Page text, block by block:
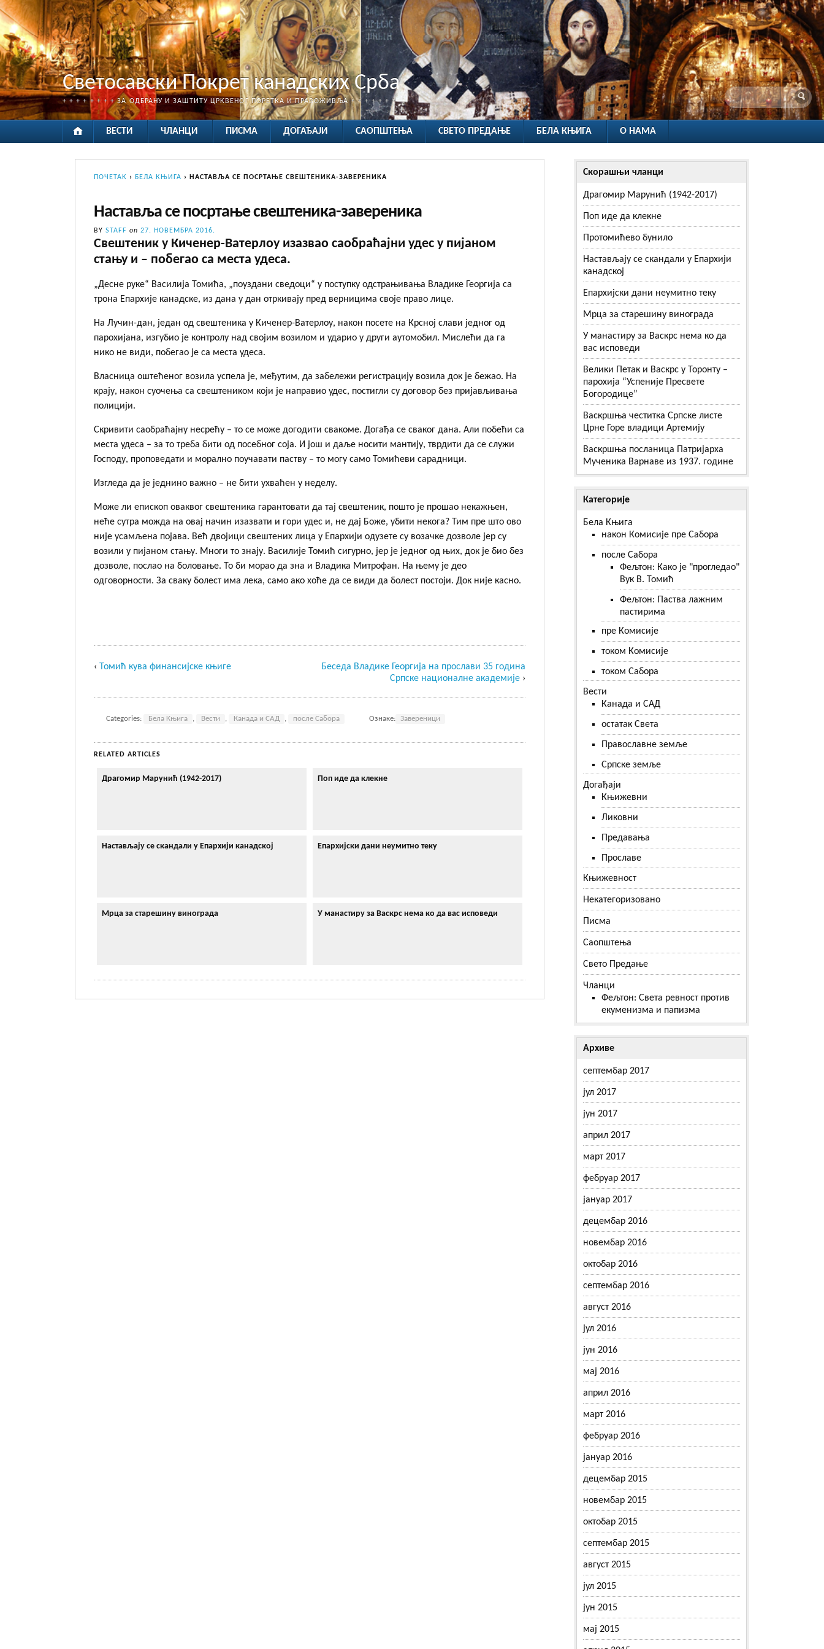
Светосавски Покрет канадских Срба
+ + + + + + + + ЗА ОДБРАНУ И ЗАШТИТУ ЦРКВЕНОГ ПОРЕТКА И ПРАВОЖИВЉА + + + + + + +
ВЕСТИ ЧЛАНЦИ ПИСМА ДОГАЂАЈИ САОПШТЕЊА СВЕТО ПРЕДАЊЕ БЕЛА КЊИГА О НАМА
ПОЧЕТАК › БЕЛА КЊИГА › НАСТАВЉА СЕ ПОСРТАЊЕ СВЕШТЕНИКА-ЗАВЕРЕНИКА
Наставља се посртање свештеника-завереника
BY STAFF on 27. НОВЕМБРА 2016.
Свештеник у Киченер-Ватерлоу изазвао саобраћајни удес у пијаном
стању и – побегао са места удеса.
„Десне руке“ Василија Томића, „поуздани сведоци“ у поступку одстрањивања Владике Георгија са
трона Епархије канадске, из дана у дан отркивају пред верницима своје право лице.
На Лучин-дан, један од свештеника у Киченер-Ватерлоу, након посете на Крсној слави једног од
парохијана, изгубио је контролу над својим возилом и ударио у други аутомобил. Мислећи да га
нико не види, побегао је са места удеса.
Власница оштећеног возила успела је, међутим, да забележи регистрацију возила док је бежао. На
крају, након суочења са свештеником који је направио удес, постигли су договор без пријављивања
полицији.
Скривити саoбраћајну несрећу – то се може догодити свакоме. Догађа се сваког дана. Али побећи са
места удеса – за то треба бити од посебног соја. И још и даље носити мантију, тврдити да се служи
Господу, проповедати и морално поучавати паству – то могу само Томићеви сарадници.
Изгледа да је једнино важно – не бити ухваћен у неделу.
Може ли епископ оваквог свештеника гарантовати да тај свештеник, пошто је прошао некажњен,
неће сутра можда на овај начин изазвати и гори удес и, не дај Боже, убити некога? Тим пре што ово
није усамљена појава. Већ двојици свештених лица у Епархији одузете су возачке дозволе јер су
возили у пијаном стању. Многи то знају. Василије Томић сигурно, јер је једног од њих, док је био без
дозволе, послао на боловање. То би морао да зна и Владика Митрофан. На њему је део
одговорности. За сваку болест има лека, само ако хоће да се види да болест постоји. Док није касно.
‹ Томић кува финансијске књиге
Беседа Владике Георгија на прослави 35 година
Српске националне академије ›
Categories: Бела Књига , Вести , Канада и САД , после Сабора Ознаке: Завереници
RELATED ARTICLES
Драгомир Марунић (1942-2017) Поп иде да клекне
Настављају се скандали у Епархији канадској Епархијски дани неумитно теку
Мрца за старешину винограда У манастиру за Васкрс нема ко да вас исповеди
Скорашњи чланци
Драгомир Марунић (1942-2017)
Поп иде да клекне
Протомићево бунило
Настављају се скандали у Епархији
канадској
Епархијски дани неумитно теку
Мрца за старешину винограда
У манастиру за Васкрс нема ко да
вас исповеди
Велики Петак и Васкрс у Торонту –
парохија “Успеније Пресвете
Богородице”
Васкршња честитка Српске листе
Црне Горе владици Артемију
Васкршња посланица Патријарха
Мученика Варнаве из 1937. године
Категорије
Бела Књига
након Комисије пре Сабора
после Сабора
Фељтон: Како је "прогледао"
Вук В. Томић
Фељтон: Паства лажним
пастирима
пре Комисије
током Комисије
током Сабора
Вести
Канада и САД
остатак Света
Православне земље
Српске земље
Догађаји
Књижевни
Ликовни
Предавања
Прославе
Књижевност
Некатегоризовано
Писма
Саопштења
Свето Предање
Чланци
Фељтон: Света ревност против
екуменизма и папизма
Архиве
септембар 2017
јул 2017
јун 2017
април 2017
март 2017
фебруар 2017
јануар 2017
децембар 2016
новембар 2016
октобар 2016
септембар 2016
август 2016
јул 2016
јун 2016
мај 2016
април 2016
март 2016
фебруар 2016
јануар 2016
децембар 2015
новембар 2015
октобар 2015
септембар 2015
август 2015
јул 2015
јун 2015
мај 2015